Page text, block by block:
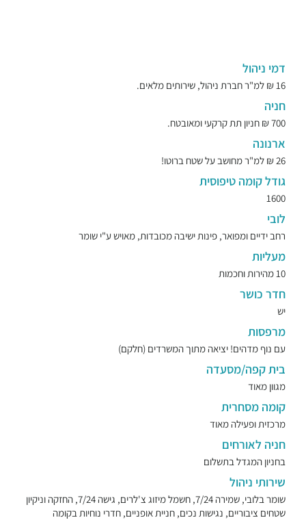
דמי ניהול
16 ₪ למ"ר חברת ניהול, שירותים מלאים.
חניה
700 ₪ חניון תת קרקעי ומאובטח.
ארנונה
26 ₪ למ"ר מחושב על שטח ברוטו!
גודל קומה טיפוסית
1600
לובי
רחב ידיים ומפואר, פינות ישיבה מכובדות, מאויש ע"י שומר
מעליות
10 מהירות וחכמות
חדר כושר
יש
מרפסות
עם נוף מדהים! יציאה מתוך המשרדים (חלקם)
בית קפה/מסעדה
מגוון מאוד
קומה מסחרית
מרכזית ופעילה מאוד
חניה לאורחים
בחניון המגדל בתשלום
שירותי ניהול
שומר בלובי, שמירה 7/24, חשמל מיזוג צ'לרים, גישה 7/24, החזקה וניקיון
שטחים ציבוריים, נגישות נכים, חניית אופניים, חדרי נוחיות בקומה